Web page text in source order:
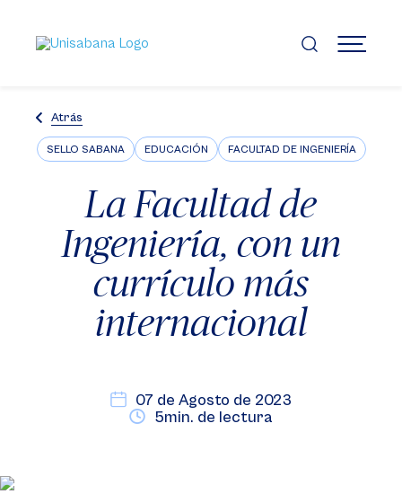
contenido
principal
MENÚ
Atrás
SELLO SABANA EDUCACIÓN FACULTAD DE INGENIERÍA
La Facultad de
Ingeniería, con un
currículo más
internacional
07 de Agosto de 2023
5min. de lectura